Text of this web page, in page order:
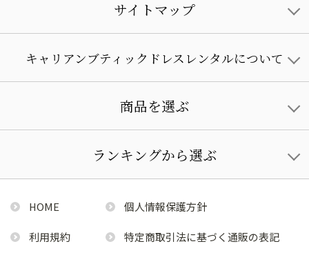
サイトマップ
キャリアンブティックドレスレンタルについて
商品を選ぶ
ランキングから選ぶ
HOME 個人情報保護方針
利用規約 特定商取引法に基づく通販の表記